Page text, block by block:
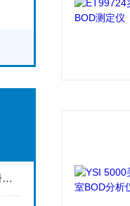
哈希BODTRAK Ⅱ操作手册说明书